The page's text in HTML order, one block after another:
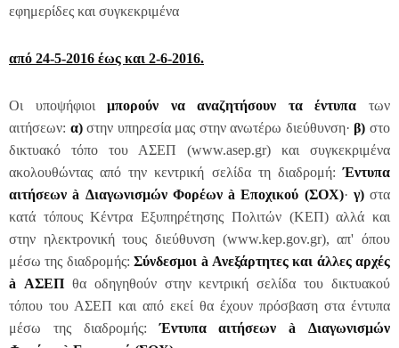
εφημερίδες και συγκεκριμένα
από 24-5-2016 έως και 2-6-2016.
Οι υποψήφιοιμπορούν να αναζητήσουν τα έντυπα των
αιτήσεων: α)στην υπηρεσία μας στην ανωτέρω διεύθυνση· β) στο
δικτυακό τόπο του ΑΣΕΠ (www.asep.gr) και συγκεκριμένα
ακολουθώντας από την κεντρική σελίδα τη διαδρομή:Έντυπα
αιτήσεωνà Διαγωνισμών Φορέων à Εποχικού (ΣΟΧ)· γ)στα
κατά τόπους Κέντρα Εξυπηρέτησης Πολιτών (ΚΕΠ) αλλά και
στην ηλεκτρονική τους διεύθυνση (www.kep.gov.gr), απ' όπου
μέσω της διαδρομής:Σύνδεσμοι à Ανεξάρτητες και άλλες αρχές
à ΑΣΕΠθα οδηγηθούν στην κεντρική σελίδα του δικτυακού
τόπου του ΑΣΕΠ και από εκεί θα έχουν πρόσβαση στα έντυπα
μέσω της διαδρομής:Έντυπα αιτήσεωνà Διαγωνισμών